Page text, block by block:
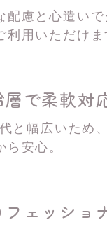
慮と心遣い
用いただけま
で柔軟対
と幅広いため
安心。
フェッショ